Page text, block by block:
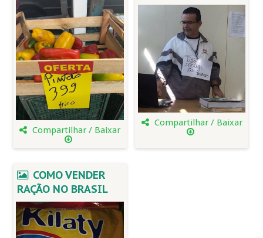
Compartilhar / Baixar
Compartilhar / Baixar
COMO VENDER
RAÇÃO NO BRASIL